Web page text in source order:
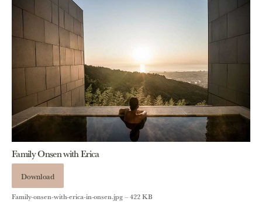
Family Onsen with Erica
Download
Family-onsen-with-erica-in-onsen.jpg – 422 KB